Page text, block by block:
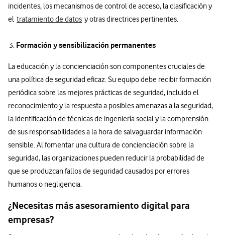
incidentes, los mecanismos de control de acceso, la clasificación y
el tratamiento de datos y otras directrices pertinentes.
Formación y sensibilización permanentes
La educación y la concienciación son componentes cruciales de
una política de seguridad eficaz. Su equipo debe recibir formación
periódica sobre las mejores prácticas de seguridad, incluido el
reconocimiento y la respuesta a posibles amenazas a la seguridad,
la identificación de técnicas de ingeniería social y la comprensión
de sus responsabilidades a la hora de salvaguardar información
sensible. Al fomentar una cultura de concienciación sobre la
seguridad, las organizaciones pueden reducir la probabilidad de
que se produzcan fallos de seguridad causados por errores
humanos o negligencia.
¿Necesitas más asesoramiento digital para
empresas?